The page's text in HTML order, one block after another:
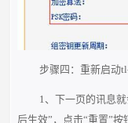
步骤四：重新启动
1、下一页的讯息
后生效”，点击“重置”按